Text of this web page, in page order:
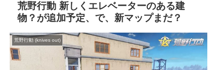
荒野行動 新しくエレベーターのある建
物？が追加予定、で、新マップまだ？
荒野行動 (knives out)